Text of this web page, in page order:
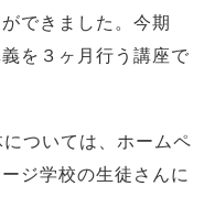
できました。今期
を３ヶ月行う講座で
ついては、ホームペ
ジ学校の生徒さんに